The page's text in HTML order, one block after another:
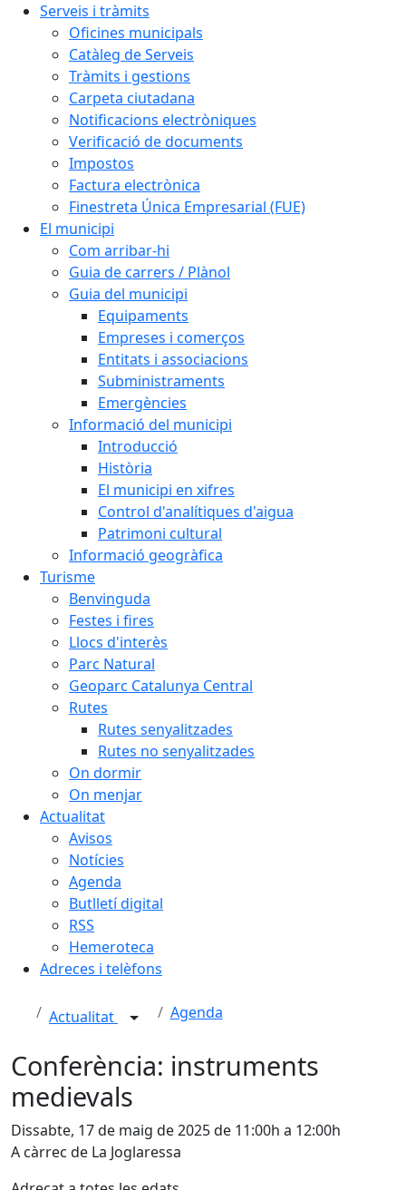
Serveis i tràmits
Oficines municipals
Catàleg de Serveis
Tràmits i gestions
Carpeta ciutadana
Notificacions electròniques
Verificació de documents
Impostos
Factura electrònica
Finestreta Única Empresarial (FUE)
El municipi
Com arribar-hi
Guia de carrers / Plànol
Guia del municipi
Equipaments
Empreses i comerços
Entitats i associacions
Subministraments
Emergències
Informació del municipi
Introducció
Història
El municipi en xifres
Control d'analítiques d'aigua
Patrimoni cultural
Informació geogràfica
Turisme
Benvinguda
Festes i fires
Llocs d'interès
Parc Natural
Geoparc Catalunya Central
Rutes
Rutes senyalitzades
Rutes no senyalitzades
On dormir
On menjar
Actualitat
Avisos
Notícies
Agenda
Butlletí digital
RSS
Hemeroteca
Adreces i telèfons
Actualitat Agenda
Conferència: instruments
medievals
Dissabte, 17 de maig de 2025 de 11:00h a 12:00h
A càrrec de La Joglaressa